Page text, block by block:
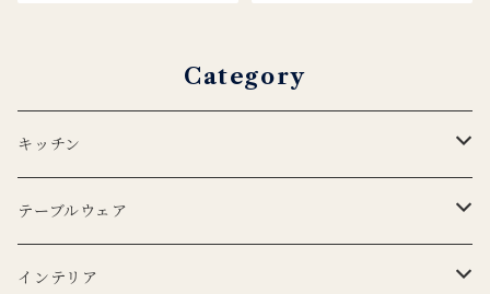
Category
キッチン
エプロン
Lino e Lina
キッチンクロス
テーブルウェア
プレート
インテリア